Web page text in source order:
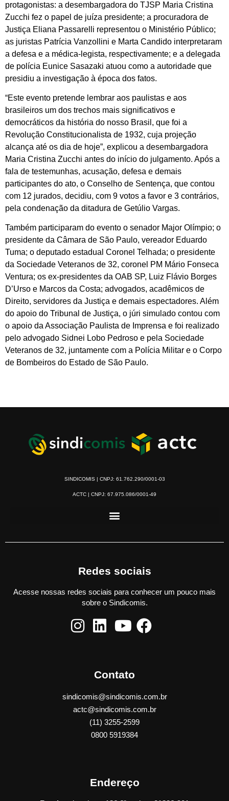
protagonistas: a desembargadora do TJSP Maria Cristina
Zucchi fez o papel de juíza presidente; a procuradora de
Justiça Eliana Passarelli representou o Ministério Público;
as juristas Patrícia Vanzollini e Marta Candido interpretaram
a defesa e a médica-legista, respectivamente; e a delegada
de polícia Eunice Sasazaki atuou como a autoridade que
presidiu a investigação à época dos fatos.
“Este evento pretende lembrar aos paulistas e aos
brasileiros um dos trechos mais significativos e
democráticos da história do nosso Brasil, que foi a
Revolução Constitucionalista de 1932, cuja projeção
alcança até os dia de hoje”, explicou a desembargadora
Maria Cristina Zucchi antes do início do julgamento. Após a
fala de testemunhas, acusação, defesa e demais
participantes do ato, o Conselho de Sentença, que contou
com 12 jurados, decidiu, com 9 votos a favor e 3 contrários,
pela condenação da ditadura de Getúlio Vargas.
Também participaram do evento o senador Major Olímpio; o
presidente da Câmara de São Paulo, vereador Eduardo
Tuma; o deputado estadual Coronel Telhada; o presidente
da Sociedade Veteranos de 32, coronel PM Mário Fonseca
Ventura; os ex-presidentes da OAB SP, Luiz Flávio Borges
D’Urso e Marcos da Costa; advogados, acadêmicos de
Direito, servidores da Justiça e demais espectadores. Além
do apoio do Tribunal de Justiça, o júri simulado contou com
o apoio da Associação Paulista de Imprensa e foi realizado
pelo advogado Sidnei Lobo Pedroso e pela Sociedade
Veteranos de 32, juntamente com a Polícia Militar e o Corpo
de Bombeiros do Estado de São Paulo.
SINDICOMIS | CNPJ: 61.762.290/0001-03
ACTC | CNPJ: 67.975.086/0001-49
Redes sociais
Acesse nossas redes sociais para conhecer um pouco mais
sobre o Sindicomis.
Contato
sindicomis@sindicomis.com.br
actc@sindicomis.com.br
(11) 3255-2599
0800 5919384
Endereço